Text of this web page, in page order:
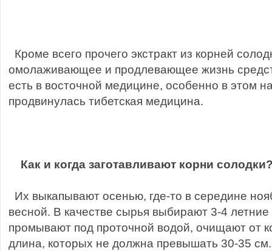
Кроме всего прочего экстракт из корней
омолаживающее и продлевающее жизнь
есть в восточной медицине, особенно в этом
продвинулась тибетская медицина.
Как и когда заготавливают корни
Их выкапывают осенью, где-то в середине
весной. В качестве сырья выбирают 3-4
промывают под проточной водой, очищают от
длина, которых не должна превышать 30-35